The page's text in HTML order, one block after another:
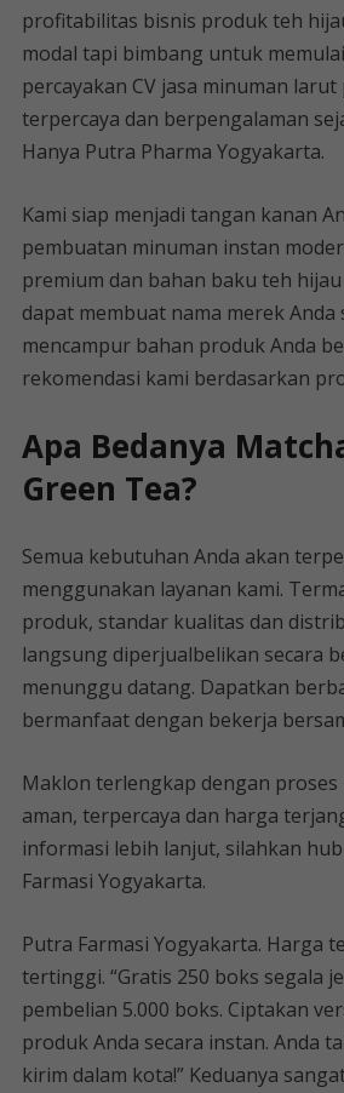
profitabilitas bisnis produk teh
modal tapi bimbang untuk
percayakan CV jasa minuman
terpercaya dan berpengalaman
Hanya Putra Pharma Yogyakarta.
Kami siap menjadi tangan kanan
pembuatan minuman instan
premium dan bahan baku teh hijau
dapat membuat nama merek Anda
mencampur bahan produk Anda
rekomendasi kami berdasarkan
Apa Bedanya
Green Tea?
Semua kebutuhan Anda akan
menggunakan layanan kami.
produk, standar kualitas dan
langsung diperjualbelikan secara
menunggu datang. Dapatkan
bermanfaat dengan bekerja
Maklon terlengkap dengan proses
aman, terpercaya dan harga
informasi lebih lanjut, silahkan
Farmasi Yogyakarta.
Putra Farmasi Yogyakarta. Harga
tertinggi. “Gratis 250 boks segala
pembelian 5.000 boks. Ciptakan
produk Anda secara instan. Anda
kirim dalam kota!” Keduanya